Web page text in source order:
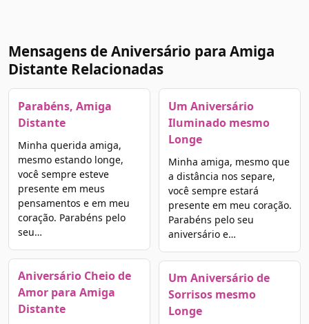
Mensagens de Aniversário para Amiga
Distante Relacionadas
Parabéns, Amiga
Distante
Minha querida amiga,
mesmo estando longe,
você sempre esteve
presente em meus
pensamentos e em meu
coração. Parabéns pelo
seu…
Aniversário Cheio de
Amor para Amiga
Distante
Um Aniversário
Iluminado mesmo
Longe
Minha amiga, mesmo que
a distância nos separe,
você sempre estará
presente em meu coração.
Parabéns pelo seu
aniversário e…
Um Aniversário de
Sorrisos mesmo
Longe